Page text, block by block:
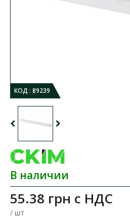
КОД : 89239
В наличии
55.38 грн с НДС
/ шт